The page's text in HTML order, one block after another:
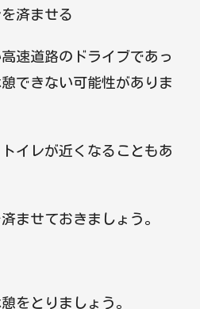
済ませる
速道路のドライブであっ
できない可能性がありま
イレが近くなることもあ
ませておきましょう。
をとりましょう。